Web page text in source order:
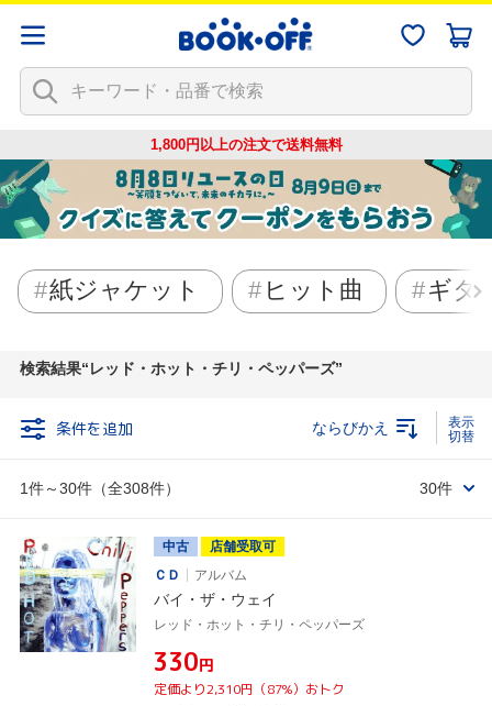
1,800円以上の注文で送料無料
紙ジャケット ヒット曲 ギタ
検索結果 レッド・ホット・チリ・ペッパーズ
条件を追加
1件～30件（全308件）
ならびかえ
30件
中古
店舗受取可
ＣＤ
アルバム
バイ・ザ・ウェイ
レッド・ホット・チリ・ペッパーズ
¥330円
定価より2,310円（87%）おトク